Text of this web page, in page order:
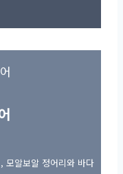
모알보알 정어리와 바다